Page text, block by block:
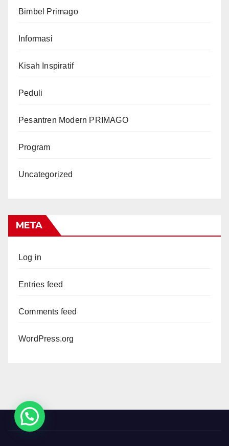
Bimbel Primago
Informasi
Kisah Inspiratif
Peduli
Pesantren Modern PRIMAGO
Program
Uncategorized
META
Log in
Entries feed
Comments feed
WordPress.org